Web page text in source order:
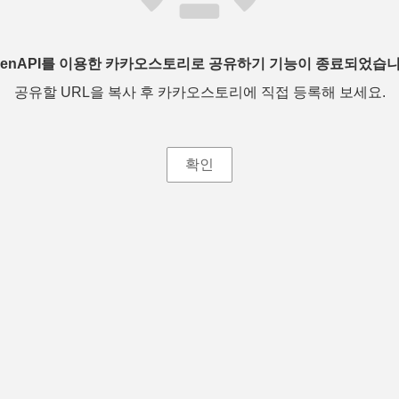
를 이용한 카카오스토리로 공유하기 기능이 종료되었습
공유할 URL을 복사 후 카카오스토리에 직접 등록해 보세요.
확인